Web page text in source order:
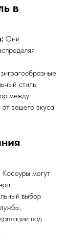
в
Они
стиль.
между
вашего вкуса
Косоуры могут
выбор
под